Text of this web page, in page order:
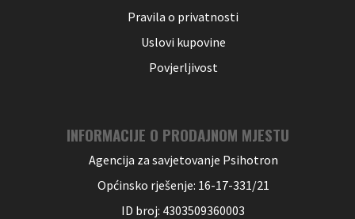
Pravila o privatnosti
Uslovi kupovine
Povjerljivost
INFORMACIJE O PRODAJNOM MJESTU
Agencija za savjetovanje Psihotron
Općinsko rješenje: 16-17-331/21
ID broj: 4303509360003